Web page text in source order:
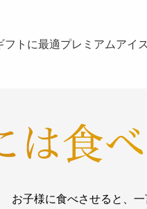
フトに最適プレミアムアイ
お子様に食べさせると、